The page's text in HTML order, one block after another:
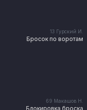
13 Гурский И.
Бросок по воротам
69 Макашов Н.
Блокировка броска